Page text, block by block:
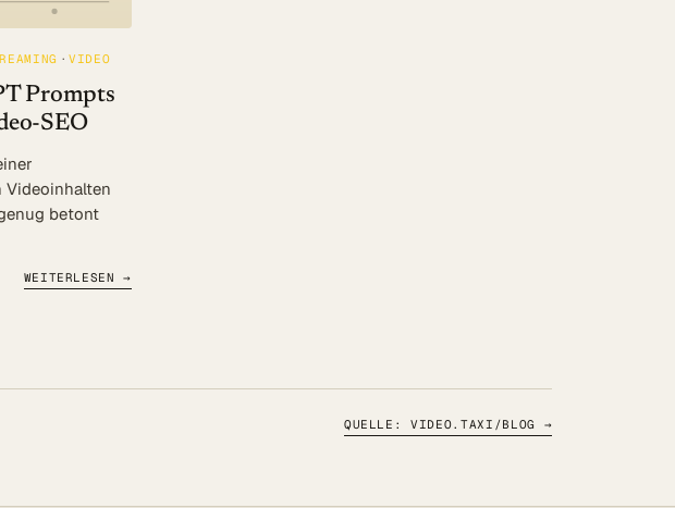
VIDEO
Prompts
SEO
Videoinhalten
betont
WEITERLESEN →
QUELLE: VIDEO.TAXI/BLOG →